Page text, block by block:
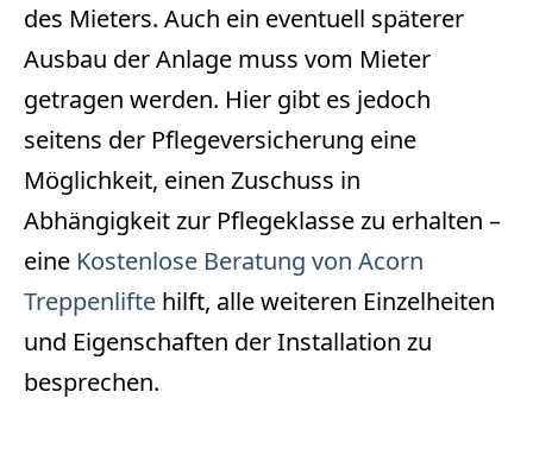
des Mieters. Auch ein eventuell späterer
Ausbau der Anlage muss vom Mieter
getragen werden. Hier gibt es jedoch
seitens der Pflegeversicherung eine
Möglichkeit, einen Zuschuss in
Abhängigkeit zur Pflegeklasse zu erhalten –
eine Kostenlose Beratung von Acorn
Treppenlifte hilft, alle weiteren Einzelheiten
und Eigenschaften der Installation zu
besprechen.